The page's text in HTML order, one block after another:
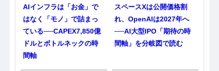
AIインフラは「お金」で
はなく「モノ」で詰まっ
ている──CAPEX7,850億
ドルとボトルネックの時
間軸
スペースXは公開価格割
れ、OpenAIは2027年へ
──AI大型IPO「期待の時
間軸」を分岐図で読む